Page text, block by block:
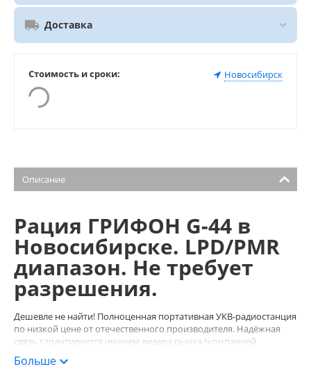
Доставка
Стоимость и сроки: Новосибирск
Описание
Рация ГРИФОН G-44 в
Новосибирске. LPD/PMR
диапазон. Не требует
разрешения.
Дешевле не найти! Полноценная портативная УКВ-радиостанция
по низкой цене от отечественного производителя. Надёжная
связь гарантируется именем лидера рынка (компанией
«АРГУТ»), а стабильная работа и удобство пользования –
Больше